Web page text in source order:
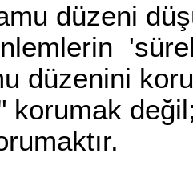
düzenini
korumak